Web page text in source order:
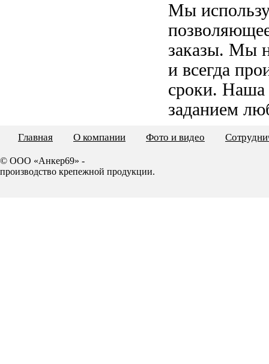
Мы
заказы. Мы
и всегда
сроки. Наша
заданием
Главная О компании Фото и видео
© ООО «Анкер69» -
производство крепежной продукции.